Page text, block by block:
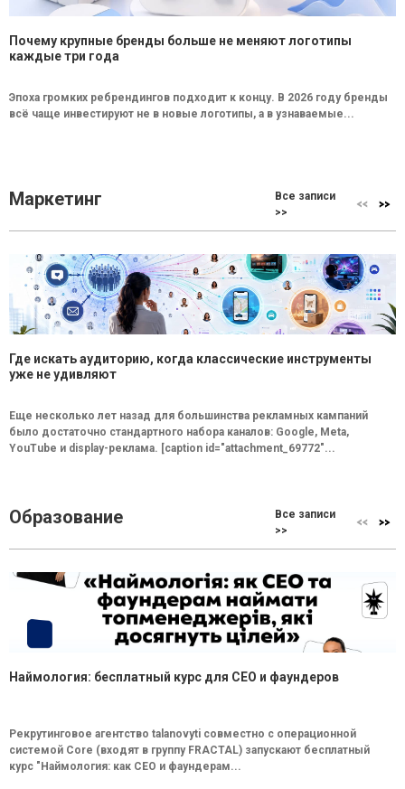
Почему крупные бренды больше не меняют логотипы
каждые три года
Эпоха громких ребрендингов подходит к концу. В 2026 году бренды
всё чаще инвестируют не в новые логотипы, а в узнаваемые...
Маркетинг
Все записи
>>
Где искать аудиторию, когда классические инструменты
уже не удивляют
Еще несколько лет назад для большинства рекламных кампаний
было достаточно стандартного набора каналов: Google, Meta,
YouTube и display-реклама. [caption id="attachment_69772"...
Образование
Все записи
>>
Наймология: бесплатный курс для CEO и фаундеров
Рекрутинговое агентство talanovyti совместно с операционной
системой Core (входят в группу FRACTAL) запускают бесплатный
курс "Наймология: как СEO и фаундерам...